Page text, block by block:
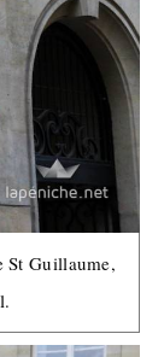
St Guillaume,